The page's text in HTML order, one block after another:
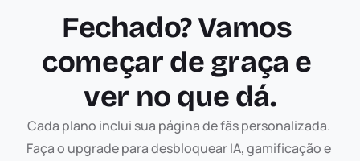
Fechado? Vamos
começar de graça e
ver no que dá.
Cada plano inclui sua página de fãs personalizada.
Faça o upgrade para desbloquear IA, gamificação e